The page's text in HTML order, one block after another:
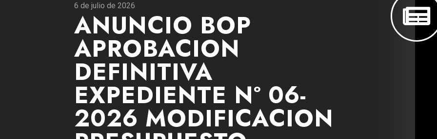
6 de julio de 2026
ANUNCIO BOP
APROBACION
DEFINITIVA
EXPEDIENTE Nº 06-
2026 MODIFICACION